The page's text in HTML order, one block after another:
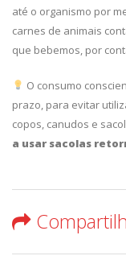
até o organismo por
carnes de animais
que bebemos, por
O consumo
prazo, para evitar
copos, canudos e
a usar sacolas